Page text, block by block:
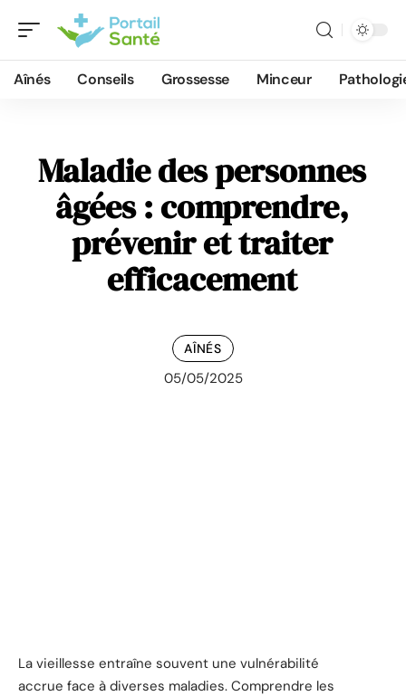
Aînés Conseils Grossesse Minceur
Maladie des personnes
âgées : comprendre,
prévenir et traiter
efficacement
AÎNÉS
05/05/2025
La vieillesse entraîne souvent une vulnérabilité
accrue face à diverses maladies. Comprendre les